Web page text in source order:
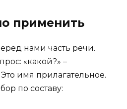
применить
нами часть речи.
«какой?» –
имя прилагательное.
по составу: